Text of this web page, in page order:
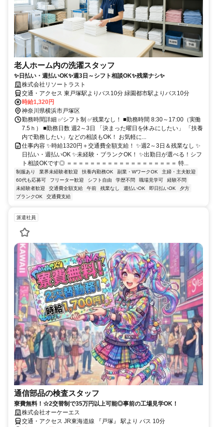
老人ホーム内の洗濯スタッフ
✨日払い・週払いOK✨週3日～シフト相談OK✨残業ナシ✨
株式会社リソートラスト
交通・アクセス 東戸塚駅よりバス10分 緑園都市駅よりバス10分
時給1,320円
神奈川県横浜市戸塚区
勤務時間詳細 ✅シフト制 ✅残業なし！ ■勤務時間 8:30～17:00（実働
7.5ｈ） ■勤務日数 週2～3日 「決まった曜日を休みにしたい」 「扶養
内で勤務したい」などの相談もOK！ お気軽に...
仕事内容 ✨時給1320円＋交通費全額支給！ ✨週2～3日＆残業なし ✨
日払い・週払いOK ✨未経験・ブランクOK！ ✨出勤日が選べる！シフ
ト相談OKです◎ ＝＝＝＝＝＝＝＝＝＝＝＝＝＝＝＝＝＝＝ 特...
制服あり 業界未経験者歓迎 扶養内勤務OK 副業・WワークOK
主婦・主夫歓迎
60代も応募可
フリーター歓迎 シフト自由 学歴不問 職場見学可
経験不問
未経験者歓迎
交通費全額支給 午前 残業なし 週払いOK 即日払いOK
夕方
ブランクOK
交通費支給
派遣社員
通信部品の検査スタッフ
寮費無料！☆2交替制で35万円以上可能◎事前の工場見学OK！
株式会社オーケーエス
交通・アクセス JR東海道線 『戸塚』 駅より バス 10分